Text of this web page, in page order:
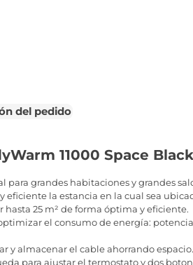
del pedido
11000 Space
para grandes habitaciones y grandes
eficiente la estancia en la cual sea
hasta 25 m² de forma óptima y eficiente.
el consumo de energía:
y almacenar el cable ahorrando espacio.
para ajustar el termostato y dos